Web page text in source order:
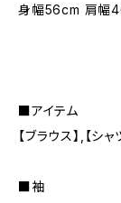
身幅56cm 肩幅
■アイテム
【ブラウス】,【シャ
■袖